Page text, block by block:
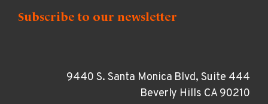
9440 S. Santa Monica Blvd, Suite 444
Beverly Hills CA 90210